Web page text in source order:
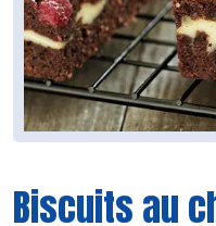
Biscuits au